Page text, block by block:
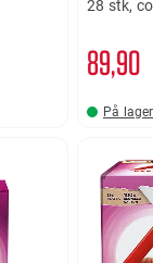
28 stk,
89 90
På